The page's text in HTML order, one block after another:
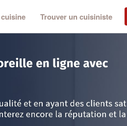
Trouver un cuisiniste